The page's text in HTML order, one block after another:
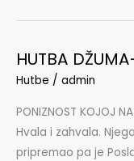
HUTBA
Hutbe / admin
PONIZNOST KOJOJ
Hvala i zahvala.
pripremao pa je
HUTBA
DŽUMA-
08.02.2013